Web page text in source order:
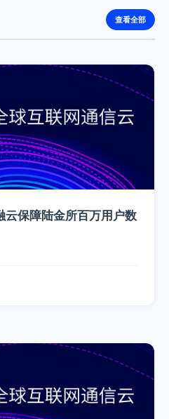
查看全部
云保障陆金所百万用户数